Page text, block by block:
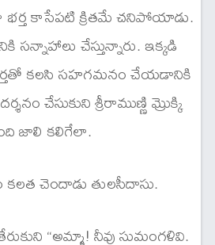
నా భర్త కాసేపటి క్రితమే చనిపోయాడు.
సన్నాహాలు చేస్తున్నారు. ఇక్కడి
కలసి సహగమనం చేయడానికి
చేసుకుని శ్రీరాముణ్ణి మ్రొక్కి
జాలి కలిగేలా.
కలత చెందాడు తులసీదాసు.
“అమ్మా! నీవు సుమంగళివి.